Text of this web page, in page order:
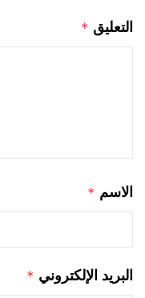
التعليق *
الاسم *
البريد الإلكتروني *